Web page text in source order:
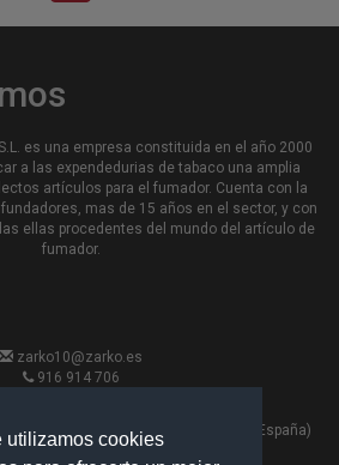
utilizamos cookies
S.L. es una empresa constituida en el año 2000
a las expendedurias de tabaco una amplia
artículos para el fumador. Cuenta con la
mas de 15 años en el sector, y con
ellas procedentes del mundo del artículo de
fumador.
zarko10@zarko.es
916 914 706
-San Martin de la Vega, Madrid (España)